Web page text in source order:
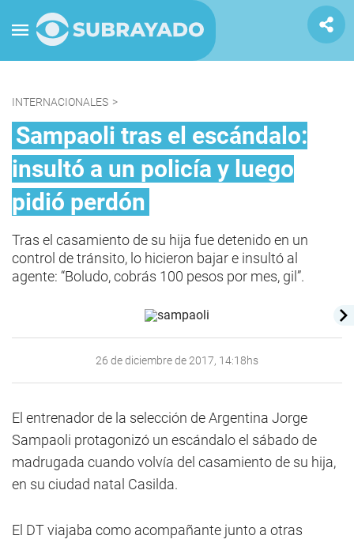
INTERNACIONALES >
Sampaoli tras el escándalo:
insultó a un policía y luego
pidió perdón
Tras el casamiento de su hija fue detenido en un
control de tránsito, lo hicieron bajar e insultó al
agente: “Boludo, cobrás 100 pesos por mes, gil”.
26 de diciembre de 2017, 14:18hs
El entrenador de la selección de Argentina Jorge
Sampaoli protagonizó un escándalo el sábado de
madrugada cuando volvía del casamiento de su hija,
en su ciudad natal Casilda.
El DT viajaba como acompañante junto a otras